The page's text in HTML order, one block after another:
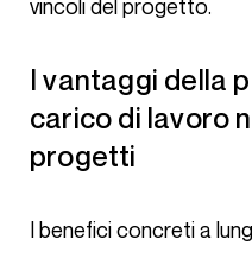
vincoli del progetto.
I vantaggi della pianificazione del
carico di lavoro
progetti
I benefici concreti a